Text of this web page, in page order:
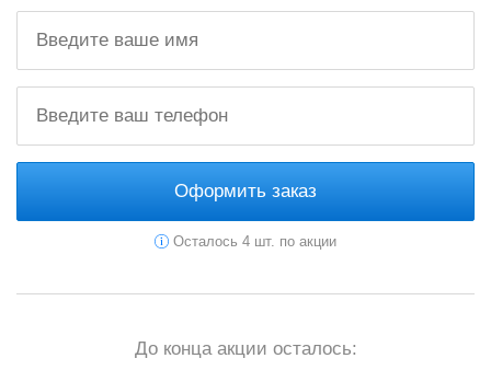
Оформить заказ
Осталось 4 шт. по акции
До конца акции осталось: